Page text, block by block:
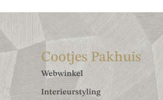
Cootjes Pakhuis
Webwinkel
Interieurstyling